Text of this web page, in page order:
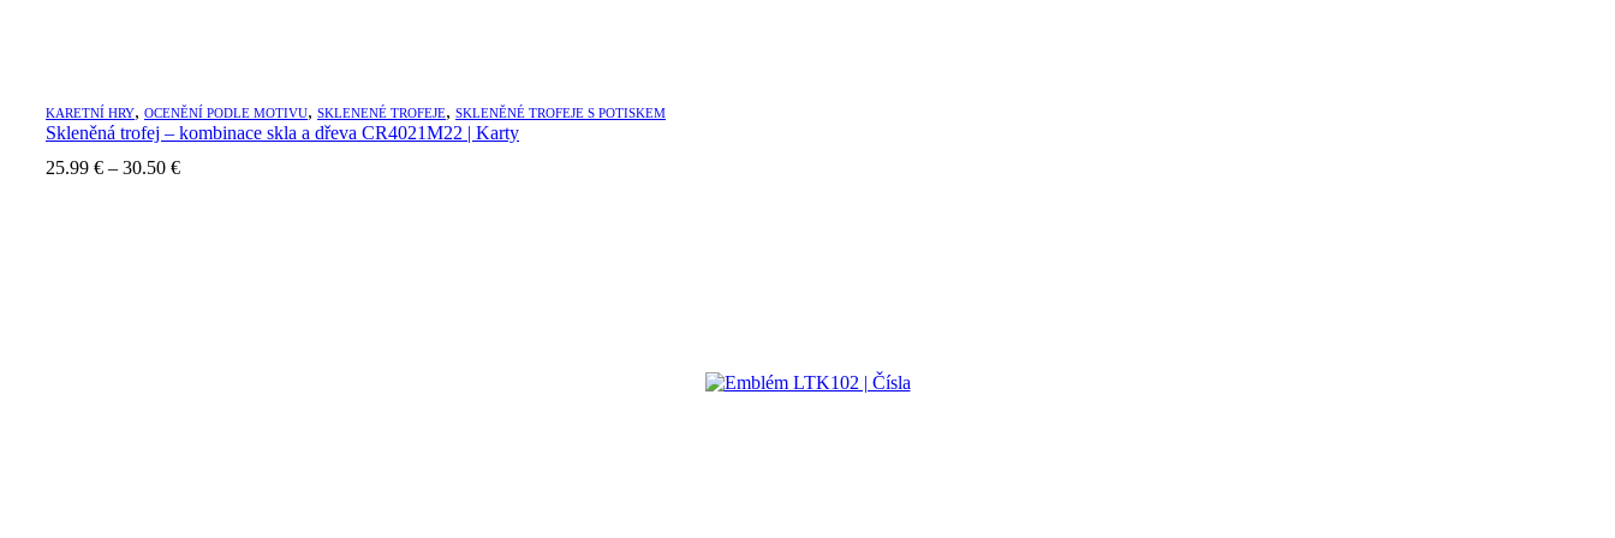
KARETNÍ HRY, OCENĚNÍ PODLE MOTIVU, SKLENENÉ TROFEJE, SKLENĚNÉ TROFEJE S POTISKEM
Skleněná trofej – kombinace skla a dřeva CR4021M22 | Karty
25.99 € – 30.50 €Price